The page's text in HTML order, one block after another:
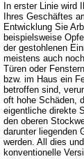
In erster Linie wird
Ihres Geschäftes
Entwicklung Sie
beispielsweise
der gestohlenen
meistens auch
Türen oder
bzw. im Haus ein
betroffen sind,
oft hohe Schäden,
eigentliche direkte
den oberen
darunter liegenden
werden. All dies
konventionelle